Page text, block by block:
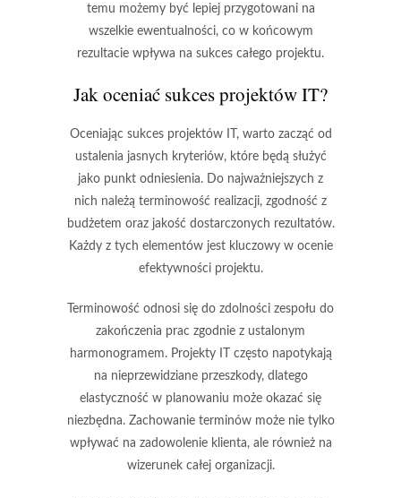
temu możemy być lepiej przygotowani na
wszelkie ewentualności, co w końcowym
rezultacie wpływa na sukces całego projektu.
Jak oceniać sukces projektów IT?
Oceniając sukces projektów IT, warto zacząć od
ustalenia jasnych kryteriów, które będą służyć
jako punkt odniesienia. Do najważniejszych z
nich należą terminowość realizacji, zgodność z
budżetem oraz jakość dostarczonych rezultatów.
Każdy z tych elementów jest kluczowy w ocenie
efektywności projektu.
Terminowość odnosi się do zdolności zespołu do
zakończenia prac zgodnie z ustalonym
harmonogramem. Projekty IT często napotykają
na nieprzewidziane przeszkody, dlatego
elastyczność w planowaniu może okazać się
niezbędna. Zachowanie terminów może nie tylko
wpływać na zadowolenie klienta, ale również na
wizerunek całej organizacji.